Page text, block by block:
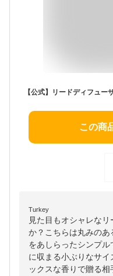
この商
Turkey
見た目もオシャレな
か？こちらは丸みのあ
をあしらったシンプ
に収まる小ぶりなサ
ックスな香りで贈る